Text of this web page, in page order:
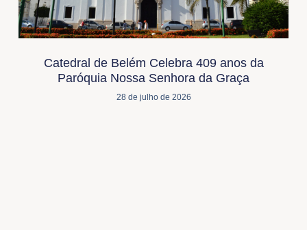
Catedral de Belém Celebra 409 anos da
Paróquia Nossa Senhora da Graça
28 de julho de 2026